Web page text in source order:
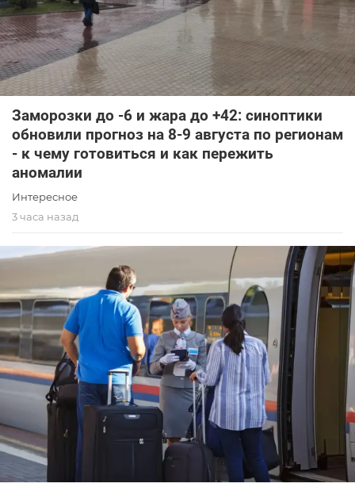
Заморозки до -6 и жара до +42: синоптики
обновили прогноз на 8-9 августа по регионам
- к чему готовиться и как пережить
аномалии
Интересное
3 часа назад